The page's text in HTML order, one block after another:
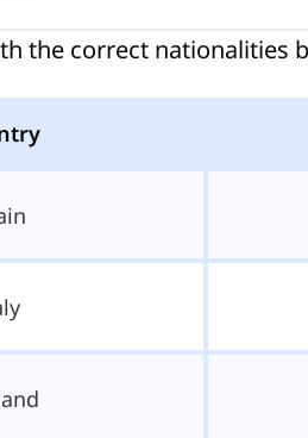
the correct nationalities